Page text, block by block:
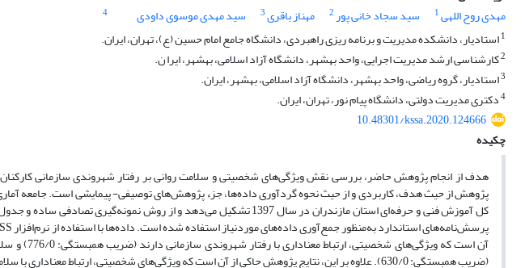
مهدی روح اللهی1 سید سجاد خانی پور2 مهناز باقری3 سید مهدی موسوی داودی
4
1استادیار، دانشکده مدیریت و برنامه ریزی راهبردی، دانشگاه جامع امام حسین (ع)، تهران، ایران.
2کارشناسی ارشد مدیریت اجرایی، واحد بهشهر، دانشگاه آزاد اسلامی، بهشهر، ایرا ن.
3استادیار، گروه ریاضی، واحد بهشهر، دانشگاه آزاد اسلامی، بهشهر، ایران.
4دکتری مدیریت دولتی، دانشگاه پیام نور، تهران، ایران.
10.48301/kssa.2020.124666
چکیده
هدف از انجام پژوهش حاضر، بررسی نقش ویژگی‌های شخصیتی و سلامت روانی بر رفتار شهروندی سازمانی
آن است که
(ضریب همبستگی: 630/0). علاوه بر این، نتایج پژوهش حاکی از آن است که ویژگی‌های شخصیتی، ارتباط معناداری با سلامت روانی کارکنان دارند (ضریب تأثیر: 842/0).